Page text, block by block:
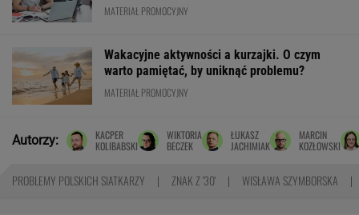
MATERIAŁ PROMOCYJNY
Wakacyjne aktywności a kurzajki. O czym
warto pamiętać, by uniknąć problemu?
MATERIAŁ PROMOCYJNY
Autorzy:
KACPER
KOLIBABSKI
WIKTORIA
BECZEK
ŁUKASZ
JACHIMIAK
MARCIN
KOZŁOWSKI
PROBLEMY POLSKICH SIATKARZY ZNAK Z '30' WISŁAWA SZYMBORSKA